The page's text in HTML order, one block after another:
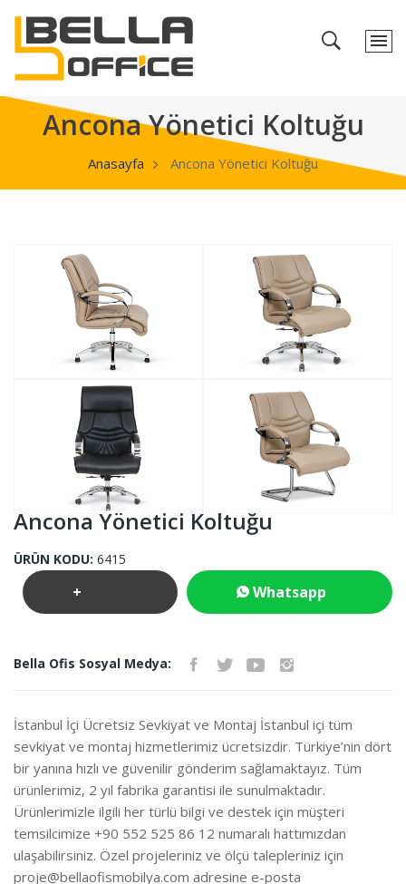
Ancona Yönetici Koltuğu
Anasayfa Ancona Yönetici Koltuğu
Ancona Yönetici Koltuğu
ÜRÜN KODU: 6415
+ Whatsapp
Bella Ofis Sosyal Medya:
İstanbul İçi Ücretsiz Sevkiyat ve Montaj İstanbul içi tüm
sevkiyat ve montaj hizmetlerimiz ücretsizdir. Türkiye’nin dört
bir yanına hızlı ve güvenilir gönderim sağlamaktayız. Tüm
ürünlerimiz, 2 yıl fabrika garantisi ile sunulmaktadır.
Ürünlerimizle ilgili her türlü bilgi ve destek için müşteri
temsilcimize +90 552 525 86 12 numaralı hattımızdan
ulaşabilirsiniz. Özel projeleriniz ve ölçü talepleriniz için
proje@bellaofismobilya.com adresine e-posta